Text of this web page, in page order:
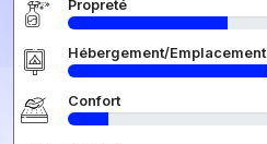
Propreté
Hébergement/Emplacement
Confort